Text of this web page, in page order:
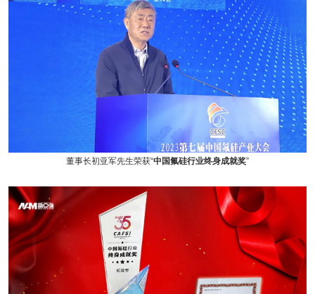
董事长初亚军先生荣获“中国氟硅行业终身成就奖”